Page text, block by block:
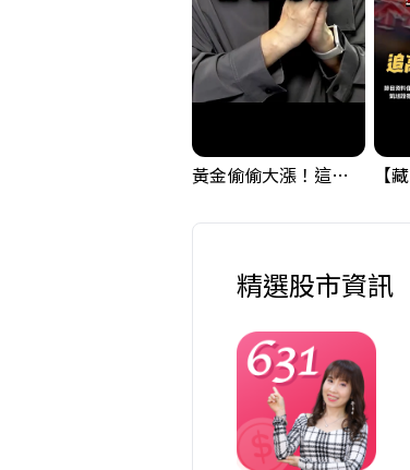
黃金偷偷大漲！這才是決定台股生死的「真風向球」！｜Mr.Jimmy高志銘 #黃金 #美元指數 #聯準會
精選股市資訊